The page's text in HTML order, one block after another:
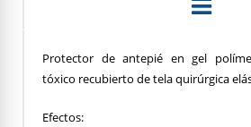
Protector de antepié en gel
tóxico recubierto de tela quirúrgica
Efectos: